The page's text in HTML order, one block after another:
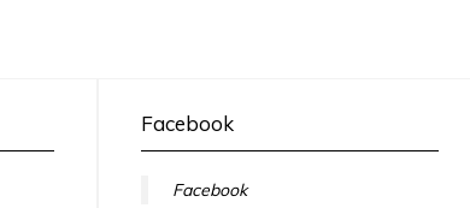
Facebook
Facebook